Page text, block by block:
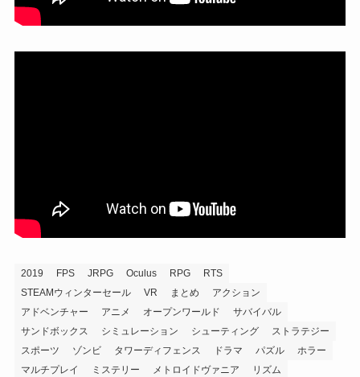
2019 FPS JRPG Oculus RPG
RTS
STEAMウィンターセール
VR まとめ
アクション
アドベンチャー
アニメ オープンワールド
サバイバル
サンドボックス
シミュレーション シューティング
ストラテジー
スポーツ
ゾンビ タワーディフェンス ドラマ パズル
ホラー
マルチプレイ
ミステリー メトロイドヴァニア
リズム